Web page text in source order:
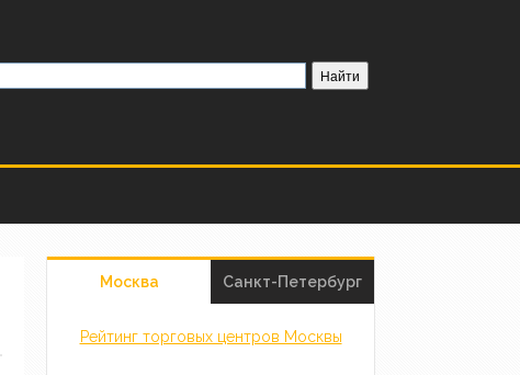
Москва Санкт-Петербург
Рейтинг торговых центров Москвы